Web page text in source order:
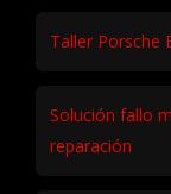
Taller Porsche
Solución fallo
reparación